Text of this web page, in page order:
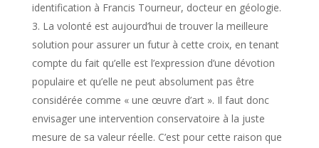
identification à Francis Tourneur, docteur en géologie.
La volonté est aujourd’hui de trouver la meilleure
solution pour assurer un futur à cette croix, en tenant
compte du fait qu’elle est l’expression d’une dévotion
populaire et qu’elle ne peut absolument pas être
considérée comme « une œuvre d’art ». Il faut donc
envisager une intervention conservatoire à la juste
mesure de sa valeur réelle. C’est pour cette raison que